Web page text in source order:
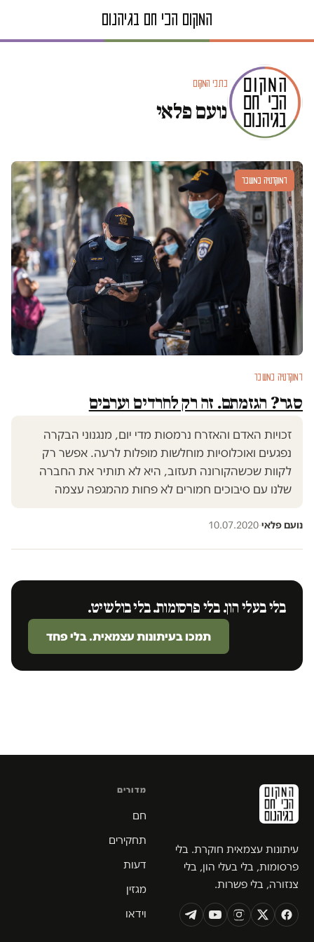
כתבי המקום
נועם פלאי
דמוקרטיה במשבר
דמוקרטיה במשבר
סגר? הגזמתם. זה רק לחרדים וערבים
זכויות האדם והאזרח נרמסות מדי יום, מנגנוני הבקרה
נפגעים ואוכלוסיות מוחלשות מופלות לרעה. אפשר רק
לקוות שכשהקורונה תעזוב, היא לא תותיר את החברה
שלנו עם סיבוכים חמורים לא פחות מהמגפה עצמה
נועם פלאי·
10.07.2020
בלי בעלי הון. בלי פרסומות. בלי בולשיט.
תמכו בעיתונות עצמאית. בלי פחד
עיתונות עצמאית חוקרת. בלי
פרסומות, בלי בעלי הון, בלי
צנזורה, בלי פשרות.
מדורים
חם
תחקירים
דעות
מגזין
וידאו